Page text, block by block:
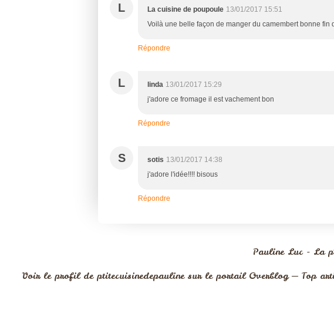
L La cuisine de poupoule 13/01/2017 15:51
Voilà une belle façon de manger du camembert bonne fin
Répondre
L linda 13/01/2017 15:29
j'adore ce fromage il est vachement bon
Répondre
S sotis 13/01/2017 14:38
j'adore l'idée!!!! bisous
Répondre
Pauline Luc - La
Voir le profil de ptitecuisinedepaulinesur le portail Overblog Top